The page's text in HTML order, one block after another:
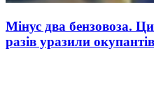
Мінус два бензовоза.
разів уразили